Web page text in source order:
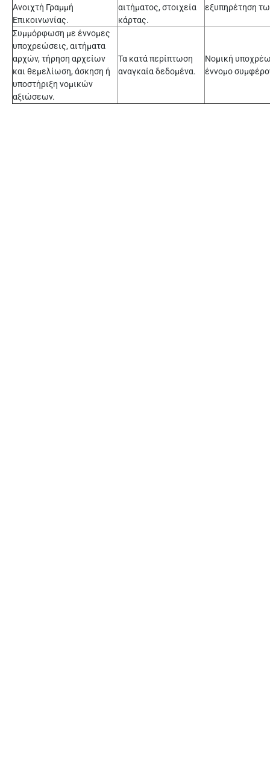
Ανοιχτή Γραμμή
Επικοινωνίας.
αιτήματος, στοιχεία
κάρτας.
εξυπηρέτηση
Συμμόρφωση με έννομες
υποχρεώσεις, αιτήματα
αρχών, τήρηση αρχείων
και θεμελίωση, άσκηση ή
υποστήριξη νομικών
αξιώσεων.
Τα κατά περίπτωση
αναγκαία δεδομένα.
Νομική
έννομο